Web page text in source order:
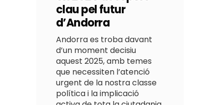
clau pel futur
d’Andorra
Andorra es troba davant
d’un moment decisiu
aquest 2025, amb temes
que necessiten l’atenció
urgent de la nostra classe
política i la implicació